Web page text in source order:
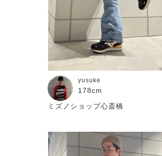
yusuke
178cm
ミズノショップ心斎橋